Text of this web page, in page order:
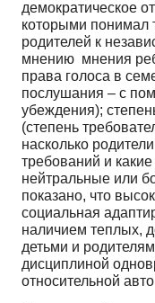
демократическое
которыми понимал
родителей к
мнению мнения
права голоса в
послушания – с
убеждения);
(степень
насколько
требований и
нейтральные или
показано, что
социальная
наличием теплых,
детьми и
дисциплиной
относительной